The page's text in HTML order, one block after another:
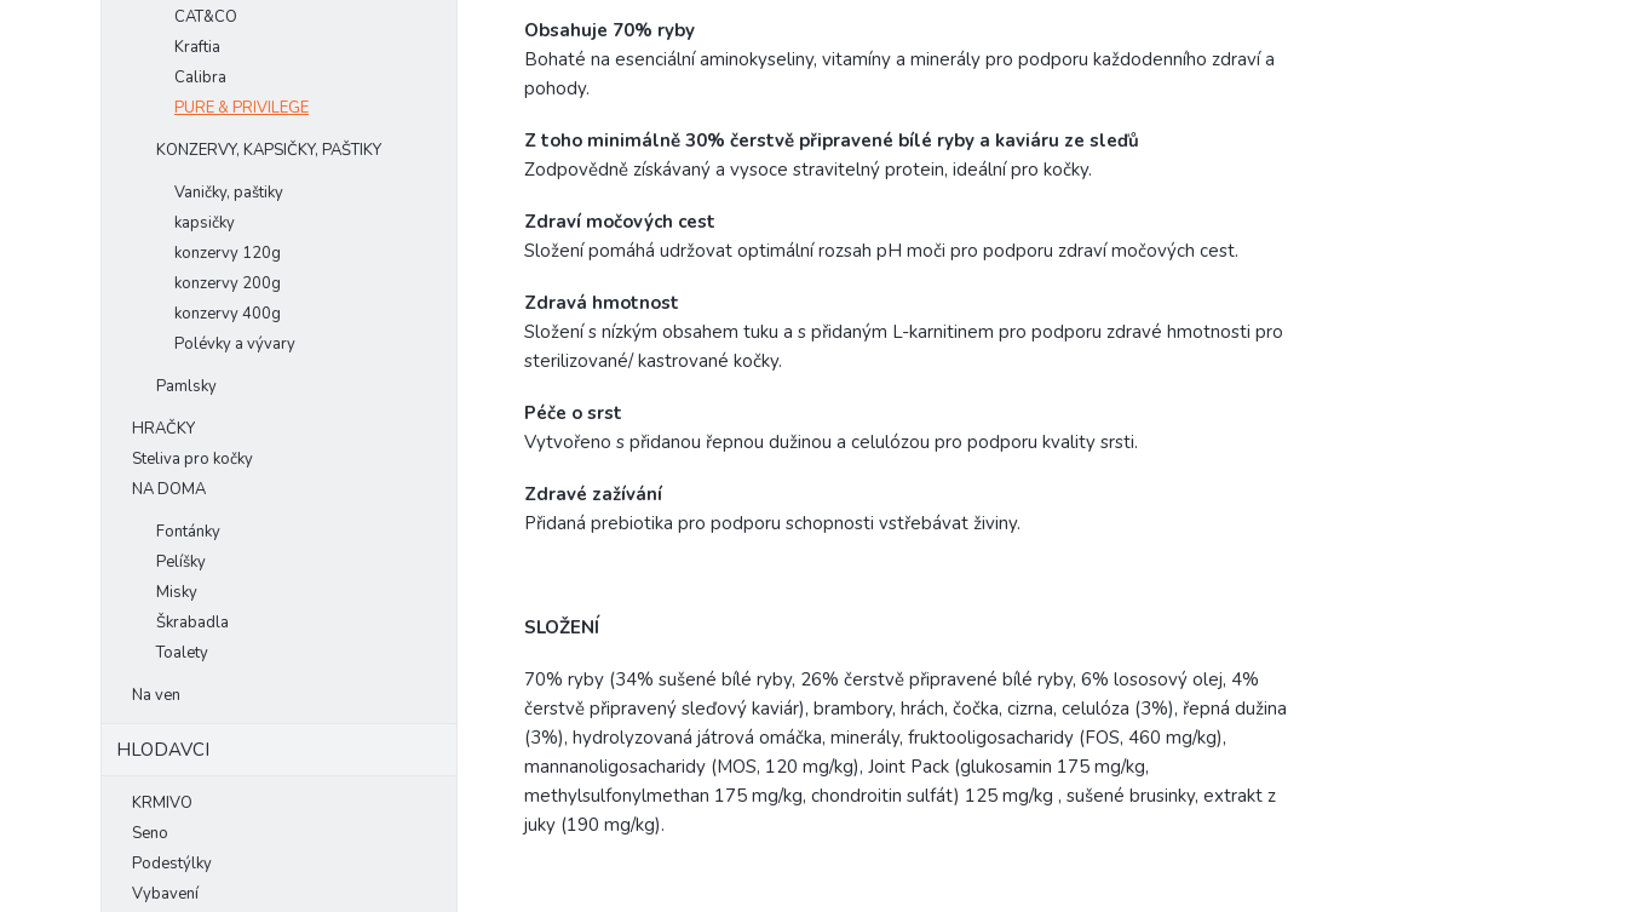
CAT&CO
Kraftia
Calibra
PURE & PRIVILEGE
KONZERVY, KAPSIČKY, PAŠTIKY
Vaničky, paštiky
kapsičky
konzervy 120g
konzervy 200g
konzervy 400g
Polévky a vývary
Pamlsky
HRAČKY
Steliva pro kočky
NA DOMA
Fontánky
Pelíšky
Misky
Škrabadla
Toalety
Na ven
HLODAVCI
KRMIVO
Seno
Podestýlky
Vybavení
Obsahuje 70% ryby
Bohaté na esenciální aminokyseliny, vitamíny a minerály pro podporu každodenního zdraví a
pohody.
Z toho minimálně 30% čerstvě připravené bílé ryby a kaviáru ze sleďů
Zodpovědně získávaný a vysoce stravitelný protein, ideální pro kočky.
Zdraví močových cest
Složení pomáhá udržovat optimální rozsah pH moči pro podporu zdraví močových cest.
Zdravá hmotnost
Složení s nízkým obsahem tuku a s přidaným L-karnitinem pro podporu zdravé hmotnosti pro
sterilizované/ kastrované kočky.
Péče o srst
Vytvořeno s přidanou řepnou dužinou a celulózou pro podporu kvality srsti.
Zdravé zažívání
Přidaná prebiotika pro podporu schopnosti vstřebávat živiny.
SLOŽENÍ
70% ryby (34% sušené bílé ryby, 26% čerstvě připravené bílé ryby, 6% lososový olej, 4%
čerstvě připravený sleďový kaviár), brambory, hrách, čočka, cizrna, celulóza (3%), řepná dužina
(3%), hydrolyzovaná játrová omáčka, minerály, fruktooligosacharidy (FOS, 460 mg/kg),
mannanoligosacharidy (MOS, 120 mg/kg), Joint Pack (glukosamin 175 mg/kg,
methylsulfonylmethan 175 mg/kg, chondroitin sulfát) 125 mg/kg , sušené brusinky, extrakt z
juky (190 mg/kg).